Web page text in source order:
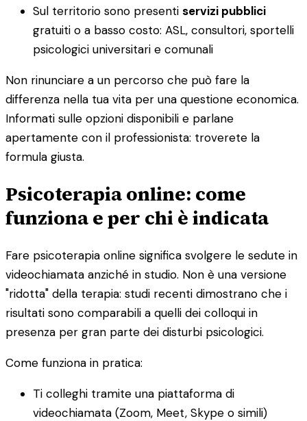
Sul territorio sono presenti servizi pubblici
gratuiti o a basso costo: ASL, consultori, sportelli
psicologici universitari e comunali
Non rinunciare a un percorso che può fare la
differenza nella tua vita per una questione economica.
Informati sulle opzioni disponibili e parlane
apertamente con il professionista: troverete la
formula giusta.
Psicoterapia online: come
funziona e per chi è indicata
Fare psicoterapia online significa svolgere le sedute in
videochiamata anziché in studio. Non è una versione
"ridotta" della terapia: studi recenti dimostrano che i
risultati sono comparabili a quelli dei colloqui in
presenza per gran parte dei disturbi psicologici.
Come funziona in pratica:
Ti colleghi tramite una piattaforma di
videochiamata (Zoom, Meet, Skype o simili)